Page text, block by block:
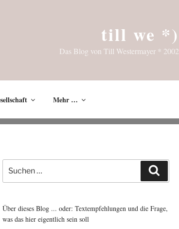
till we *)
Das Blog von Till Westermayer * 2002
Mehr …
Suche
nach:
Über dieses Blog ... oder: Textempfehlungen und die Frage,
was das hier eigentlich sein soll